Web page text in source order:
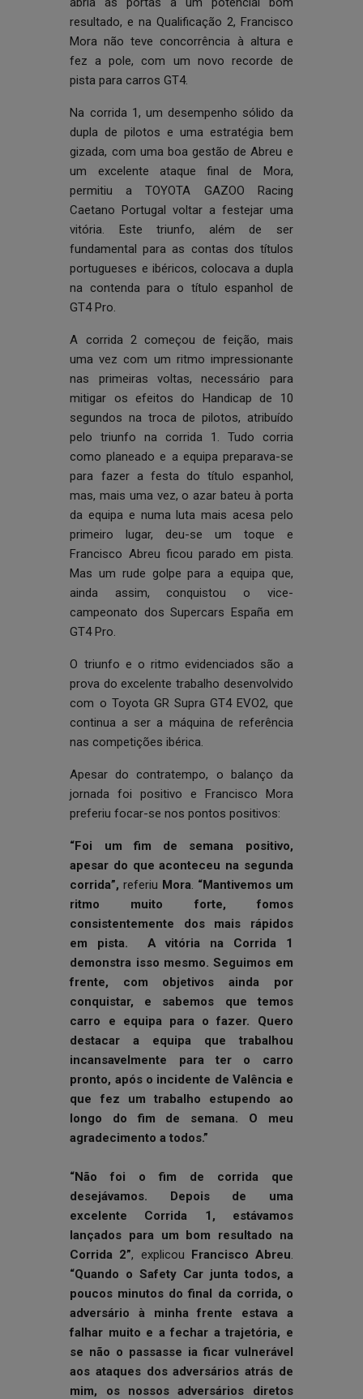
resultado, e na Qualificação 2, Francisco
Mora não teve concorrência à altura e
fez a pole, com um novo recorde de
pista para carros GT4.
Na corrida 1, um desempenho sólido da
dupla de pilotos e uma estratégia bem
gizada, com uma boa gestão de Abreu e
um excelente ataque final de Mora,
permitiu a TOYOTA GAZOO Racing
Caetano Portugal voltar a festejar uma
vitória. Este triunfo, além de ser
fundamental para as contas dos títulos
portugueses e ibéricos, colocava a dupla
na contenda para o título espanhol de
GT4 Pro.
A corrida 2 começou de feição, mais
uma vez com um ritmo impressionante
nas primeiras voltas, necessário para
mitigar os efeitos do Handicap de 10
segundos na troca de pilotos, atribuído
pelo triunfo na corrida 1. Tudo corria
como planeado e a equipa preparava-se
para fazer a festa do título espanhol,
mas, mais uma vez, o azar bateu à porta
da equipa e numa luta mais acesa pelo
primeiro lugar, deu-se um toque e
Francisco Abreu ficou parado em pista.
Mas um rude golpe para a equipa que,
ainda assim, conquistou o vice-
campeonato dos Supercars España em
GT4 Pro.
O triunfo e o ritmo evidenciados são a
prova do excelente trabalho desenvolvido
com o Toyota GR Supra GT4 EVO2, que
continua a ser a máquina de referência
nas competições ibérica.
Apesar do contratempo, o balanço da
jornada foi positivo e Francisco Mora
preferiu focar-se nos pontos positivos:
“Foi um fim de semana positivo,
apesar do que aconteceu na segunda
corrida”, referiu Mora. “Mantivemos um
ritmo muito forte, fomos
consistentemente dos mais rápidos
em pista. A vitória na Corrida 1
demonstra isso mesmo. Seguimos em
frente, com objetivos ainda por
conquistar, e sabemos que temos
carro e equipa para o fazer. Quero
destacar a equipa que trabalhou
incansavelmente para ter o carro
pronto, após o incidente de Valência e
que fez um trabalho estupendo ao
longo do fim de semana. O meu
agradecimento a todos.”
“Não foi o fim de corrida que
desejávamos. Depois de uma
excelente Corrida 1, estávamos
lançados para um bom resultado na
Corrida 2”, explicou Francisco Abreu.
“Quando o Safety Car junta todos, a
poucos minutos do final da corrida, o
adversário à minha frente estava a
falhar muito e a fechar a trajetória, e
se não o passasse ia ficar vulnerável
aos ataques dos adversários atrás de
mim, os nossos adversários diretos